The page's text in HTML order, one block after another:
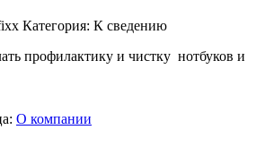
Категория: К сведению
профилактику и чистку нотбуков и
О компании